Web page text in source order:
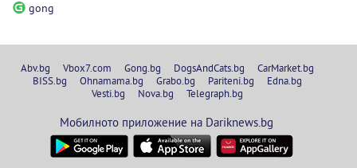
gong
Abv.bg Vbox7.com Gong.bg DogsAndCats.bg
CarMarket.bg
BISS.bg
Ohnamama.bg Grabo.bg Pariteni.bg
Edna.bg
Vesti.bg
Nova.bg Telegraph.bg
Мобилното приложение на Dariknews.bg